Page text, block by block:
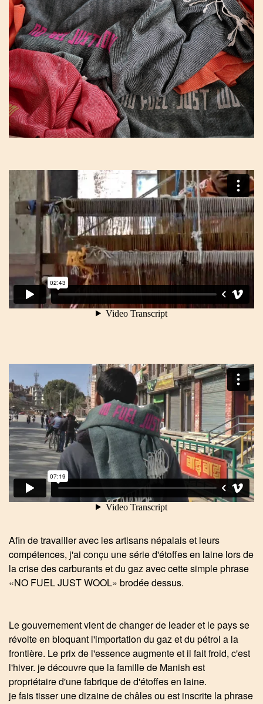
Afin de travailler avec les artisans népalais et leurs
compétences, j'ai conçu une série d'étoffes en laine lors de
la crise des carburants et du gaz avec cette simple phrase
«NO FUEL JUST WOOL» brodée dessus.
Le gouvernement vient de changer de leader et le pays se
révolte en bloquant l'importation du gaz et du pétrol a la
frontière. Le prix de l'essence augmente et il fait froid, c'est
l'hiver. je découvre que la famille de Manish est
propriétaire d'une fabrique de d'étoffes en laine.
je fais tisser une dizaine de châles ou est inscrite la phrase